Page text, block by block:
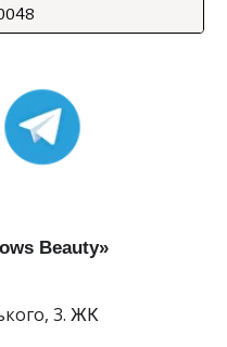
Beauty»
3. ЖК